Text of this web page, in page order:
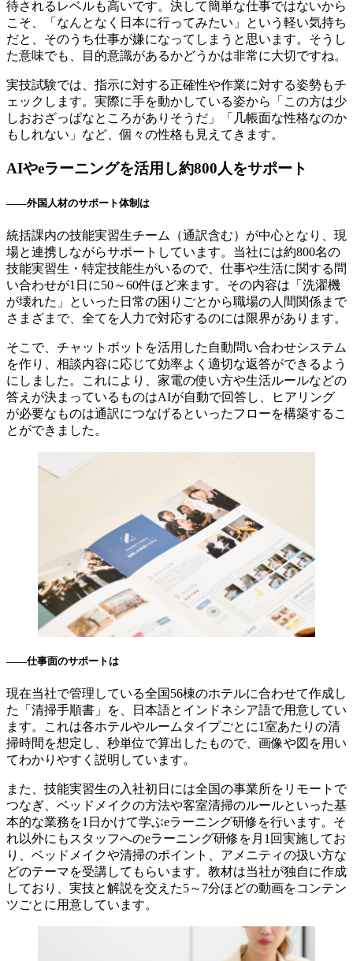
待されるレベルも高いです。決して簡単な仕事ではないから
こそ、「なんとなく日本に行ってみたい」という軽い気持ち
だと、そのうち仕事が嫌になってしまうと思います。そうし
た意味でも、目的意識があるかどうかは非常に大切ですね。
実技試験では、指示に対する正確性や作業に対する姿勢もチ
ェックします。実際に手を動かしている姿から「この方は少
しおおざっぱなところがありそうだ」「几帳面な性格なのか
もしれない」など、個々の性格も見えてきます。
AIやeラーニングを活用し約800人をサポート
――外国人材のサポート体制は
統括課内の技能実習生チーム（通訳含む）が中心となり、現
場と連携しながらサポートしています。当社には約800名の
技能実習生・特定技能生がいるので、仕事や生活に関する問
い合わせが1日に50～60件ほど来ます。その内容は「洗濯機
が壊れた」といった日常の困りごとから職場の人間関係まで
さまざまで、全てを人力で対応するのには限界があります。
そこで、チャットボットを活用した自動問い合わせシステム
を作り、相談内容に応じて効率よく適切な返答ができるよう
にしました。これにより、家電の使い方や生活ルールなどの
答えが決まっているものはAIが自動で回答し、ヒアリング
が必要なものは通訳につなげるといったフローを構築するこ
とができました。
――仕事面のサポートは
現在当社で管理している全国56棟のホテルに合わせて作成し
た「清掃手順書」を、日本語とインドネシア語で用意してい
ます。これは各ホテルやルームタイプごとに1室あたりの清
掃時間を想定し、秒単位で算出したもので、画像や図を用い
てわかりやすく説明しています。
また、技能実習生の入社初日には全国の事業所をリモートで
つなぎ、ベッドメイクの方法や客室清掃のルールといった基
本的な業務を1日かけて学ぶeラーニング研修を行います。そ
れ以外にもスタッフへのeラーニング研修を月1回実施してお
り、ベッドメイクや清掃のポイント、アメニティの扱い方な
どのテーマを受講してもらいます。教材は当社が独自に作成
しており、実技と解説を交えた5～7分ほどの動画をコンテン
ツごとに用意しています。